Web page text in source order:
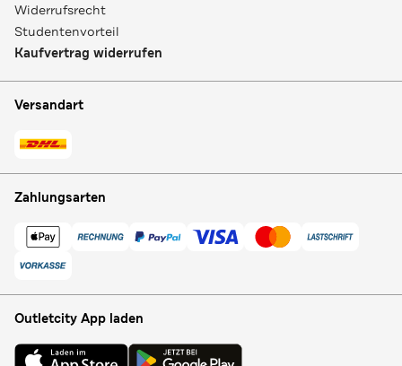
Widerrufsrecht
Studentenvorteil
Kaufvertrag widerrufen
Versandart
Zahlungsarten
Outletcity App laden